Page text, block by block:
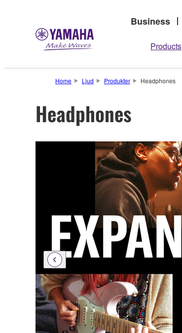
Business
Products
Home Ljud Produkter Headphones
Headphones